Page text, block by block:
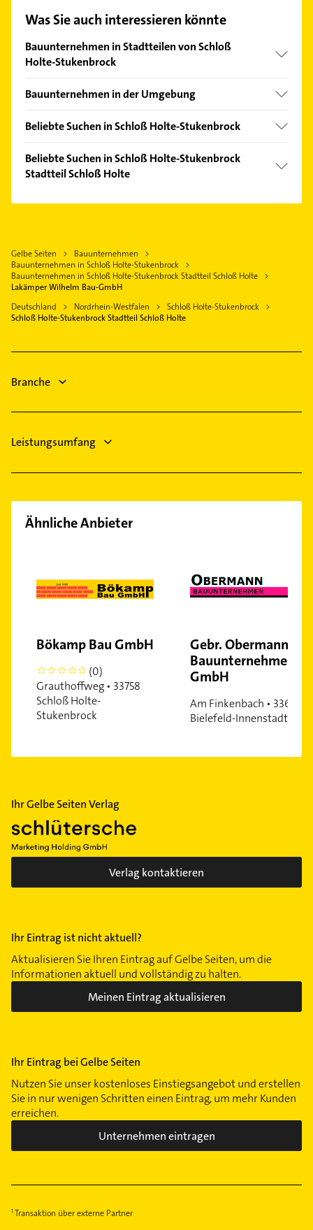
finden Sie alleKontaktdaten.
Was Sie auch interessieren könnte
Bauunternehmen in Stadtteilen von Schloß
Holte-Stukenbrock
Sende
Bauunternehmen in der Umgebung
Oerlinghausen
Augustdorf
Hövelhof
Gütersloh
Steinhagen Westfalen
Delbrück Westfalen
Beliebte Suchen in Schloß Holte-Stukenbrock
Schreiner
Dachdecker
Rohrreinigung
Bestatter
Elektroinstallation
Elektriker
Beliebte Suchen in Schloß Holte-Stukenbrock
Stadtteil Schloß Holte
Elektroinstallation
Elektriker
Elektro Reparatur
Rohrreinigung
Lüftungsanlagen
Heizungsbauer
Gelbe Seiten
Bauunternehmen
Bauunternehmen in Schloß Holte-Stukenbrock
Bauunternehmen in Schloß Holte-Stukenbrock Stadtteil Schloß Holte
Lakämper Wilhelm Bau-GmbH
Deutschland
Nordrhein-Westfalen
Schloß Holte-Stukenbrock
Schloß Holte-Stukenbrock Stadtteil Schloß Holte
Branche
Leistungsumfang
Ähnliche Anbieter
Bökamp Bau GmbH
0
(0)
Grauthoffweg • 33758
Schloß Holte-
Stukenbrock
Gebr. Obermann
Bauunternehmen
GmbH
Am Finkenbach • 33609
Bielefeld-Innenstadt
Ihr Gelbe Seiten Verlag
Verlag kontaktieren
Ihr Eintrag ist nicht aktuell?
Aktualisieren Sie Ihren Eintrag auf Gelbe Seiten, um die
Informationen aktuell und vollständig zu halten.
Meinen Eintrag aktualisieren
Ihr Eintrag bei Gelbe Seiten
Nutzen Sie unser kostenloses Einstiegsangebot und erstellen
Sie in nur wenigen Schritten einen Eintrag, um mehr Kunden
erreichen.
Unternehmen eintragen
Transaktion über externe Partner